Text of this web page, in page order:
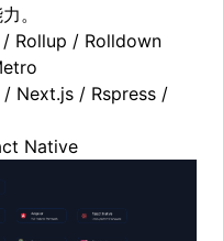
。
/ Rollup / Rolldown
/ Next.js / Rspress /
Native